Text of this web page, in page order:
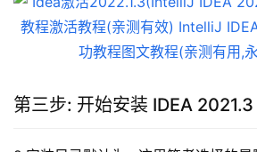
第三步: 开始安装 IDEA 2021.3